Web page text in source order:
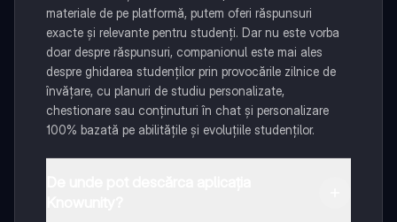
materiale de pe platformă, putem oferi răspunsuri
exacte și relevante pentru studenți. Dar nu este vorba
doar despre răspunsuri, companionul este mai ales
despre ghidarea studenților prin provocările zilnice de
învățare, cu planuri de studiu personalizate,
chestionare sau conținuturi în chat și personalizare
100% bazată pe abilitățile și evoluțiile studenților.